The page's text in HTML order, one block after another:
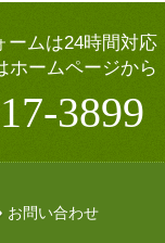
ームは24時間対応
ホームページから
3899
お問い合わせ